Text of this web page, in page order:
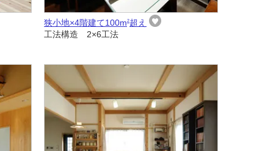
狭小地×4階建て100m2超え
工法構造 2×6工法